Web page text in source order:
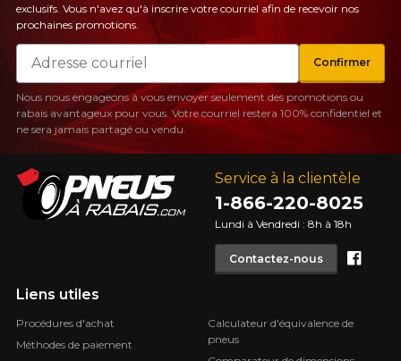
Service à la clientèle
1-866-220-8025
Lundi à Vendredi : 8h à 18h
Contactez-nous
Liens utiles
Procédures d'achat
Méthodes de paiement
Calculateur d'équivalence de
pneus
exclusifs. Vous n'avez qu'à inscrire votre courriel afin de recevoir nos
prochaines promotions.
Courriel
Confirmer
Nous nous engageons à vous envoyer seulement des promotions ou
rabais avantageux pour vous. Votre courriel restera 100% confidentiel et
ne sera jamais partagé ou vendu.